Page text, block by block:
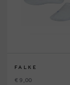
FALKE
€ 9,00